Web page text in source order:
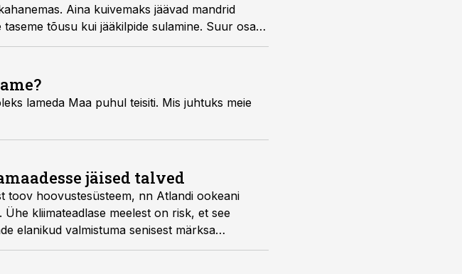
Aina kuivemaks jäävad mandrid
tõusu kui jääkilpide sulamine. Suur osa
lameda Maa puhul teisiti. Mis juhtuks meie
jäised talved
toov hoovustesüsteem, nn Atlandi ookeani
kliimateadlase meelest on risk, et see
elanikud valmistuma senisest märksa